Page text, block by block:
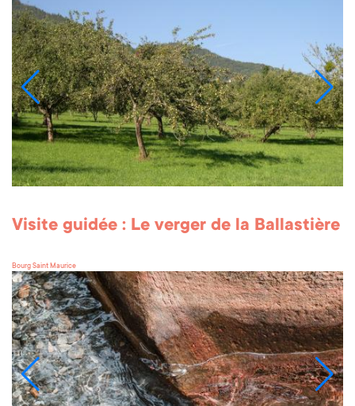
Visite guidée : Le verger de la Ballastière
Bourg Saint Maurice